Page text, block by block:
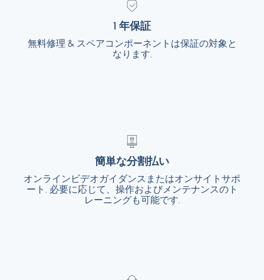
1 年保証
無料修理 & スペアコンポーネントは保証の対象と
なります.
1 年保証
無料修理 & スペアコンポーネントは保証の対
象となります.
簡単な分割払い
オンラインビデオガイダンスまたはオンサイトサポ
ート. 必要に応じて、操作およびメンテナンスのト
レーニングも可能です.
簡単な分割払い
オンラインビデオガイダンスまたはオンサイ
トサポート. 必要に応じて、操作およびメンテ
ナンスのトレーニングも可能です.